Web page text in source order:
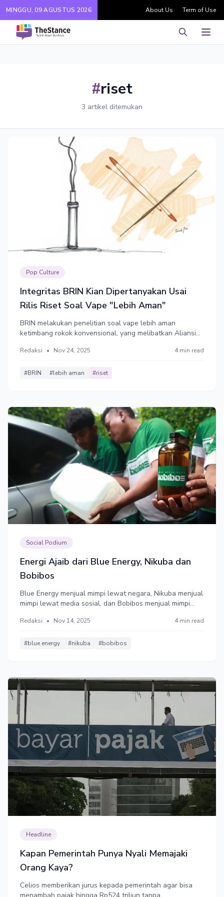
MINGGU, 09 AGUSTUS 2026 About Us Term of Use
Pencarian
#riset
3 artikel ditemukan
Pop Culture
Integritas BRIN Kian Dipertanyakan Usai
Rilis Riset Soal Vape "Lebih Aman"
BRIN melakukan penelitian soal vape lebih aman
ketimbang rokok konvensional, yang melibatkan Aliansi
keterlibatan pihak yang memiliki konflik kepentingan ini
penelitian kesehatan.
Redaksi • Nov 24, 2025 4 min read
#BRIN #lebih aman #riset
Social Podium
Energi Ajaib dari Blue Energy, Nikuba dan
Bobibos
Blue Energy menjual mimpi lewat negara, Nikuba menjual
mimpi lewat media sosial, dan Bobibos menjual mimpi
satu bahan bakar yang tak pernah habis: harapan publik.
Redaksi • Nov 14, 2025 4 min read
#blue energy #nikuba #bobibos
Headline
Kapan Pemerintah Punya Nyali Memajaki
Orang Kaya?
Celios memberikan jurus kepada pemerintah agar bisa